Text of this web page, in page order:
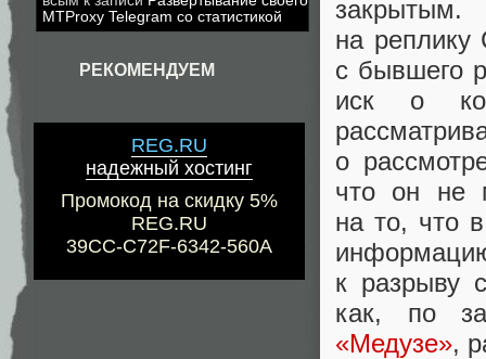
MTProxy Telegram со статистикой
РЕКОМЕНДУЕМ
REG.RU
надежный хостинг
Промокод на скидку 5%
REG.RU
39CC-C72F-6342-560A
на реплику
с бывшего
иск о
о
что он не
на то, что
к разрыву
как,
по
«Медузе»,